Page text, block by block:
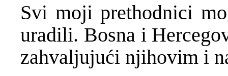
Svi moji prethodnici
uradili. Bosna i
zahvaljujući njihovim i